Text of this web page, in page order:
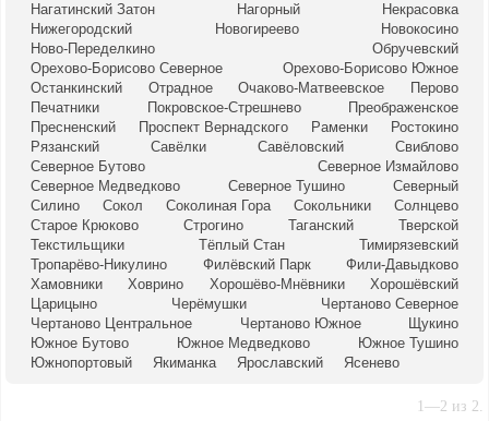
Нагатинский Затон
Нагорный
Некрасовка
Нижегородский
Новогиреево
Новокосино
Ново-Переделкино
Обручевский
Орехово-Борисово Северное
Орехово-Борисово Южное
Останкинский
Отрадное Очаково-Матвеевское
Перово
Печатники
Покровское-Стрешнево
Преображенское
Пресненский
Проспект Вернадского Раменки
Ростокино
Рязанский
Савёлки Савёловский
Свиблово
Северное Бутово
Северное Измайлово
Северное Медведково
Северное Тушино
Северный
Силино
Сокол Соколиная Гора Сокольники
Солнцево
Старое Крюково
Строгино Таганский
Тверской
Текстильщики
Тёплый Стан
Тимирязевский
Тропарёво-Никулино
Филёвский Парк
Фили-Давыдково
Хамовники
Ховрино Хорошёво-Мнёвники
Хорошёвский
Царицыно
Черёмушки
Чертаново Северное
Чертаново Центральное
Чертаново Южное
Щукино
Южное Бутово
Южное Медведково
Южное Тушино
Южнопортовый
Якиманка Ярославский Ясенево
1—2 из 2.